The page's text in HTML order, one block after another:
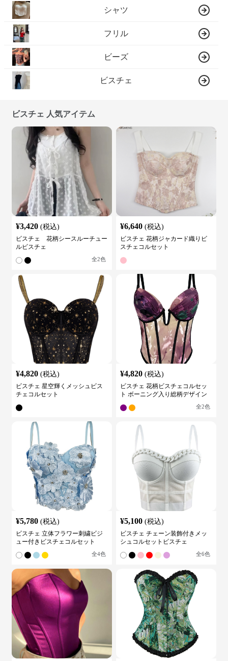
シャツ
フリル
ビーズ
ビスチェ
ビスチェ 人気アイテム
¥3,420 (税込)
ビスチェ 花柄シースルーチュー
ルビスチェ
全2色
¥6,640 (税込)
ビスチェ 花柄ジャカード織りビ
スチェコルセット
¥4,820 (税込)
ビスチェ 星空輝くメッシュビス
チェコルセット
¥4,820 (税込)
ビスチェ 花柄ビスチェコルセッ
ト ボーニング入り総柄デザイン
全2色
¥5,780 (税込)
ビスチェ 立体フラワー刺繍ビジ
ュー付きビスチェコルセット
全4色
¥5,100 (税込)
ビスチェ チェーン装飾付きメッ
シュコルセットビスチェ
全6色